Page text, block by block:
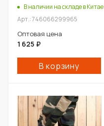
В наличии на складе в Китае
Арт.: 746066299965
Оптовая цена
1 625 ₽
В корзину